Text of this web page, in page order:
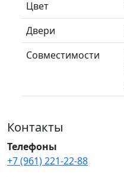
Цвет
Двери
Совместимости
Контакты
Телефоны
+7 (961) 221-22-88